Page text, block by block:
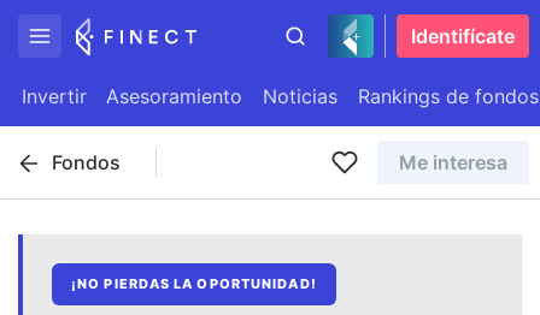
Identifícate
Invertir Asesoramiento Noticias Rankings de fondos
Fondos Me interesa
¡NO PIERDAS LA OPORTUNIDAD!